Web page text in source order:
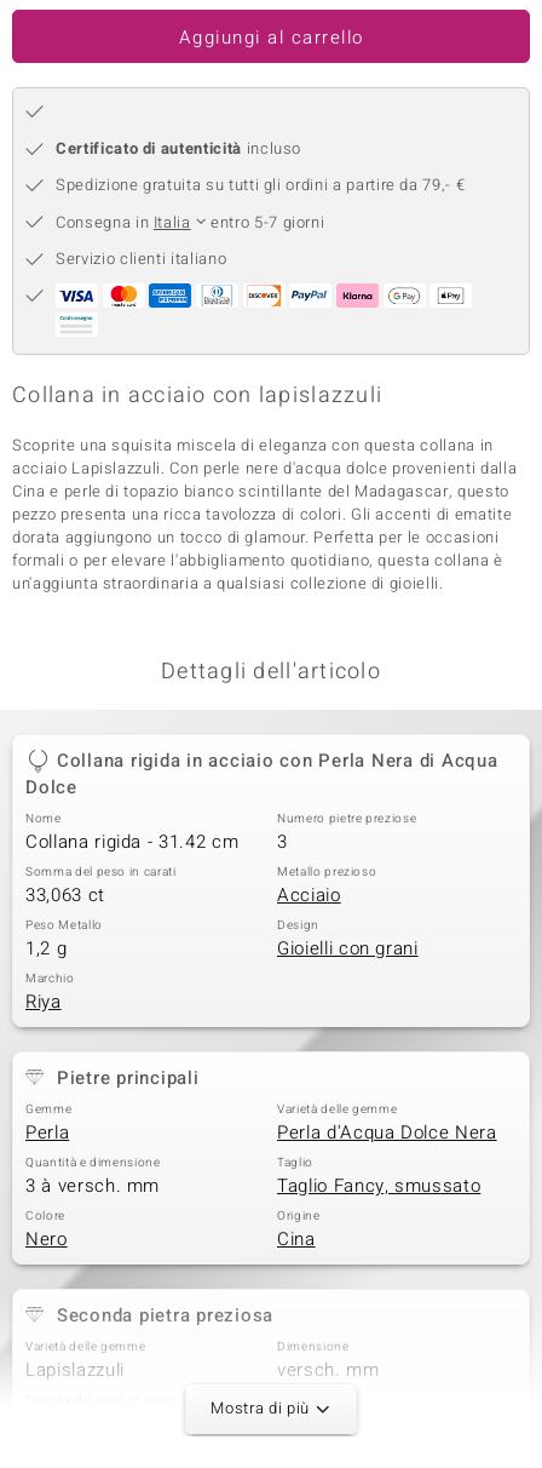
Collection
by de Melo
Aggiungi al carrello
Certificato di autenticità incluso
Spedizione gratuita su tutti gli ordini a partire da 79,- €
Consegna in Italia
entro 5-7 giorni
Servizio clienti italiano
Collana in acciaio con lapislazzuli
Scoprite una squisita miscela di eleganza con questa collana in
acciaio Lapislazzuli. Con perle nere d'acqua dolce provenienti dalla
Cina e perle di topazio bianco scintillante del Madagascar, questo
pezzo presenta una ricca tavolozza di colori. Gli accenti di ematite
dorata aggiungono un tocco di glamour. Perfetta per le occasioni
formali o per elevare l'abbigliamento quotidiano, questa collana è
un'aggiunta straordinaria a qualsiasi collezione di gioielli.
Dettagli dell'articolo
Collana rigida in acciaio con Perla Nera di Acqua
Dolce
Nome
Collana rigida - 31.42 cm
Numero pietre preziose
3
Somma del peso in carati
33,063 ct
Metallo prezioso
Acciaio
Peso Metallo
1,2 g
Design
Gioielli con grani
Marchio
Riya
Pietre principali
Gemme
Perla
Varietà delle gemme
Perla d'Acqua Dolce Nera
Quantità e dimensione
3 à versch. mm
Taglio
Taglio Fancy, smussato
Colore
Nero
Origine
Cina
Seconda pietra preziosa
Varietà delle gemme
Lapislazzuli
Dimensione
versch. mm
Taglio
Perlina rotonda,
Mostra di più